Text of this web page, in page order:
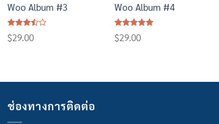
Woo Album #3
Rated
3.50out
$29.00
Woo Album #4
Rated5.00
out of 5
$29.00
ช่องทางการติดต่อ